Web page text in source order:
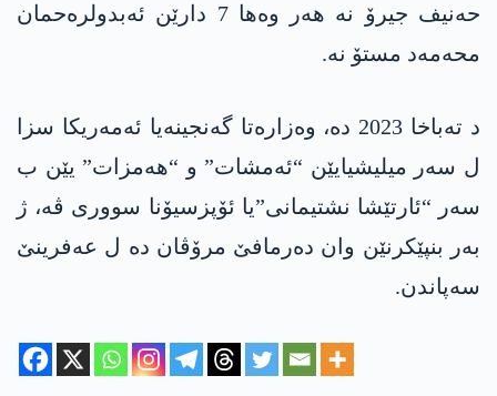
حەنیف جیرۆ نە ھەر وەھا 7 دارێن ئەبدولرەحمان
محەمەد مستۆ نە.
د تەباخا 2023 دە، وەزارەتا گەنجینەیا ئەمەریکا سزا
ل سەر میلیشیایێن “ئەمشات” و “ھەمزات” یێن ب
سەر “ئارتێشا نشتیمانی”یا ئۆپزسیۆنا سووری ڤە، ژ
بەر بنپێکرنێن وان دەرمافێ مرۆڤان دە ل عەفرینێ
سەپاندن.